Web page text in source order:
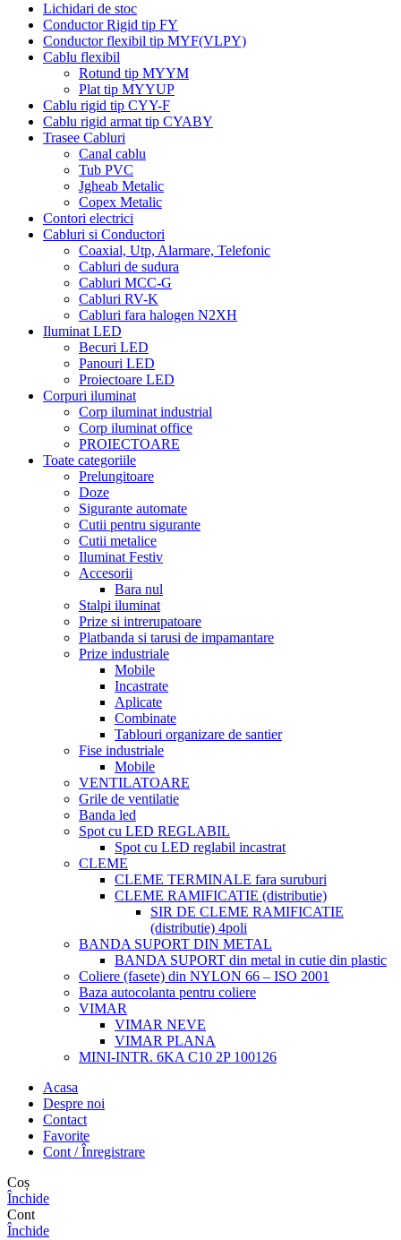
Lichidari de stoc
Conductor Rigid tip FY
Conductor flexibil tip MYF(VLPY)
Cablu flexibil
Rotund tip MYYM
Plat tip MYYUP
Cablu rigid tip CYY-F
Cablu rigid armat tip CYABY
Trasee Cabluri
Canal cablu
Tub PVC
Jgheab Metalic
Copex Metalic
Contori electrici
Cabluri si Conductori
Coaxial, Utp, Alarmare, Telefonic
Cabluri de sudura
Cabluri MCC-G
Cabluri RV-K
Cabluri fara halogen N2XH
Iluminat LED
Becuri LED
Panouri LED
Proiectoare LED
Corpuri iluminat
Corp iluminat industrial
Corp iluminat office
PROIECTOARE
Toate categoriile
Prelungitoare
Doze
Sigurante automate
Cutii pentru sigurante
Cutii metalice
Iluminat Festiv
Accesorii
Bara nul
Stalpi iluminat
Prize si intrerupatoare
Platbanda si tarusi de impamantare
Prize industriale
Mobile
Incastrate
Aplicate
Combinate
Tablouri organizare de santier
Fise industriale
Mobile
VENTILATOARE
Grile de ventilatie
Banda led
Spot cu LED REGLABIL
Spot cu LED reglabil incastrat
CLEME
CLEME TERMINALE fara suruburi
CLEME RAMIFICATIE (distributie)
SIR DE CLEME RAMIFICATIE
(distributie) 4poli
BANDA SUPORT DIN METAL
BANDA SUPORT din metal in cutie din plastic
Coliere (fasete) din NYLON 66 – ISO 2001
Baza autocolanta pentru coliere
VIMAR
VIMAR NEVE
VIMAR PLANA
MINI-INTR. 6KA C10 2P 100126
Acasa
Despre noi
Contact
Favorite
Cont / Înregistrare
Coș
Închide
Cont
Închide